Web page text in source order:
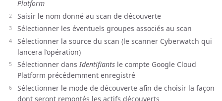
Platform
Saisir le nom donné au scan de découverte
Sélectionner les éventuels groupes associés au scan
Sélectionner la source du scan (le scanner Cyberwatch qui
lancera l’opération)
Sélectionner dansIdentifiants le compte Google Cloud
Platform précédemment enregistré
Sélectionner le mode de découverte afin de choisir la façon
dont seront remontés les actifs découverts